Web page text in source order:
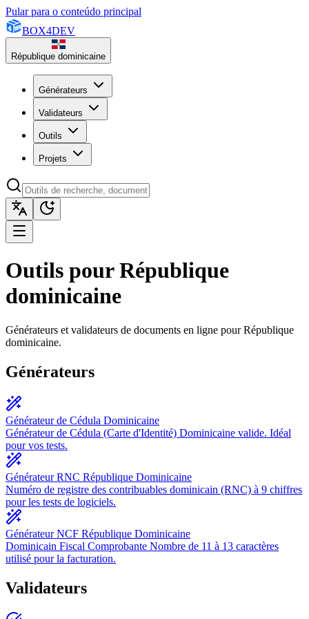
Pular para o conteúdo principal
BOX4DEV
République dominicaine
Générateurs
Validateurs
Outils
Projets
Outils pour République
dominicaine
Générateurs et validateurs de documents en ligne pour République
dominicaine.
Générateurs
Générateur de Cédula Dominicaine
Générateur de Cédula (Carte d'Identité) Dominicaine valide. Idéal
pour vos tests.
Générateur RNC République Dominicaine
Numéro de registre des contribuables dominicain (RNC) à 9 chiffres
pour les tests de logiciels.
Générateur NCF République Dominicaine
Dominicain Fiscal Comprobante Nombre de 11 à 13 caractères
utilisé pour la facturation.
Validateurs